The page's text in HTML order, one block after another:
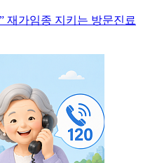
재가임종 지키는 방문진료